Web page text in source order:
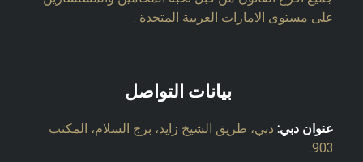
على مستوى الامارات العربية المتحدة .
بيانات التواصل
عنوان دبي: دبي، طريق الشيخ زايد، برج السلام، المكتب
903.